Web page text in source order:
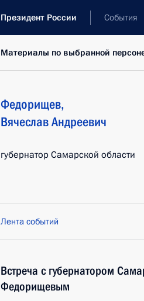
Президент России События
Материалы по выбранной
Федорищев,
Вячеслав Андреевич
губернатор Самарской области
Лента событий
Встреча с губернатором
Федорищевым